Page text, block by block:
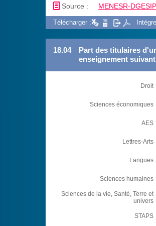
📄 Source : MENESR-
Télécharger :
18.04
Part des titulaires
enseignement
Droit
Sciences économiques
AES
Lettres-Arts
Langues
Sciences humaines
Sciences de la vie, Santé, Terre et
univers
STAPS